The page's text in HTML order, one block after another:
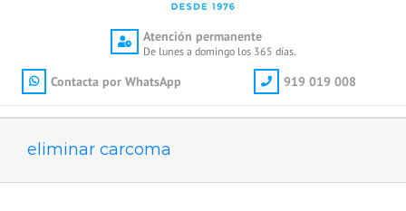
Atención permanente
De lunes a domingo los 365 días.
Contacta por WhatsApp 919 019 008
eliminar carcoma